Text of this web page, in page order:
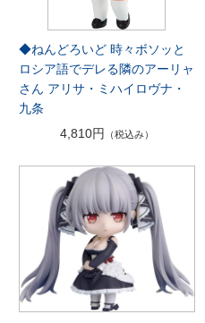
◆ねんどろいど 時々ボソッと
ロシア語でデレる隣のアーリャ
さん アリサ・ミハイロヴナ・
九条
4,810円
（税込み）